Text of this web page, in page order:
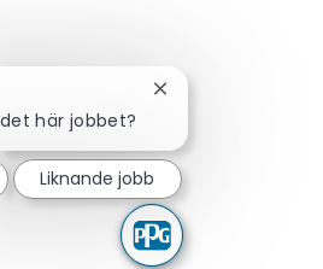
här jobbet?
Stäng chattbot-
Liknande jobb